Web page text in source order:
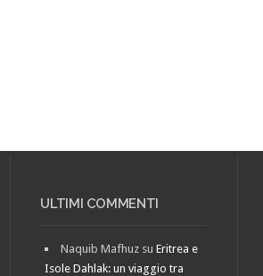
ULTIMI COMMENTI
Naquib Mafhuz suEritrea e
Isole Dahlak: un viaggio tra